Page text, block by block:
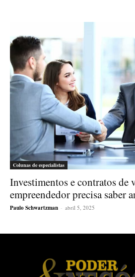
Colunas de especialistas
Investimentos e contratos de
empreendedor precisa saber
Paulo Schwartzman - abril 5, 2025